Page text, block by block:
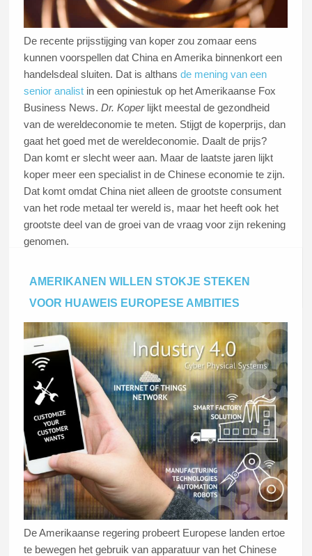
De recente prijsstijging van koper zou zomaar eens
kunnen voorspellen dat China en Amerika binnenkort een
handelsdeal sluiten. Dat is althansde mening van een
senior analist in een opiniestuk op het Amerikaanse Fox
Business News.Dr. Koperlijkt meestal de gezondheid
van de wereldeconomie te meten. Stijgt de koperprijs, dan
gaat het goed met de wereldeconomie. Daalt de prijs?
Dan komt er slecht weer aan. Maar de laatste jaren lijkt
koper meer een specialist in de Chinese economie te zijn.
Dat komt omdat China niet alleen de grootste consument
van het rode metaal ter wereld is, maar het heeft ook het
grootste deel van de groei van de vraag voor zijn rekening
genomen.
AMERIKANEN WILLEN STOKJE STEKEN
VOOR HUAWEIS EUROPESE AMBITIES
De Amerikaanse regering probeert Europese landen ertoe
te bewegen het gebruik van apparatuur van het Chinese